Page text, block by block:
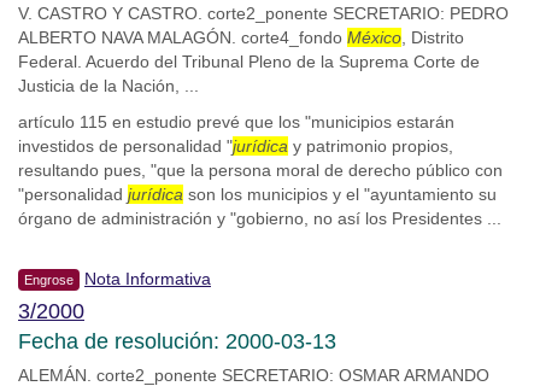
V. CASTRO Y CASTRO. corte2_ponente SECRETARIO: PEDRO
ALBERTO NAVA MALAGÓN. corte4_fondo México , Distrito
Federal. Acuerdo del Tribunal Pleno de la Suprema Corte de
Justicia de la Nación, ...
artículo 115 en estudio prevé que los "municipios estarán
investidos de personalidad "jurídica y patrimonio propios,
resultando pues, "que la persona moral de derecho público con
"personalidad jurídica son los municipios y el "ayuntamiento su
órgano de administración y "gobierno, no así los Presidentes ...
Engrose Nota Informativa
3/2000
Fecha de resolución: 2000-03-13
ALEMÁN. corte2_ponente SECRETARIO: OSMAR ARMANDO